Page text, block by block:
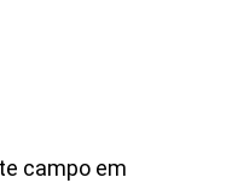
campo em